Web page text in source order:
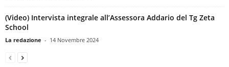
(Video) Intervista integrale all’Assessora Addario del Tg Zeta
School
La redazione - 14 Novembre 2024